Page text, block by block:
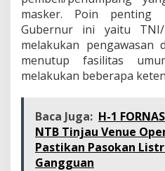
masker. Poin penting
Gubernur ini yaitu
melakukan pengawasan
menutup fasilitas
melakukan beberapa
Baca Juga: H-1
NTB Tinjau Venue
Pastikan Pasokan
Gangguan